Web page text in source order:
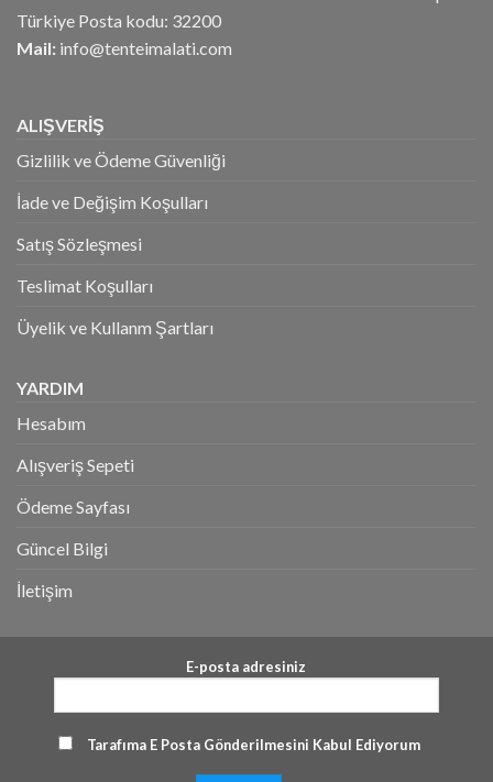
Türkiye Posta kodu: 32200
Mail: info@tenteimalati.com
ALIŞVERİŞ
Gizlilik ve Ödeme Güvenliği
İade ve Değişim Koşulları
Satış Sözleşmesi
Teslimat Koşulları
Üyelik ve Kullanm Şartları
YARDIM
Hesabım
Alışveriş Sepeti
Ödeme Sayfası
Güncel Bilgi
İletişim
E-posta adresiniz
Tarafıma E Posta Gönderilmesini Kabul Ediyorum